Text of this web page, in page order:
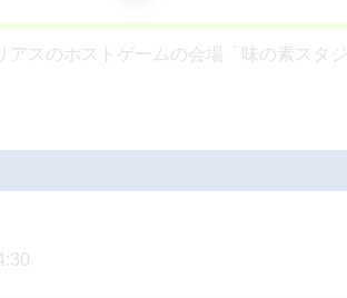
スのホストゲームの会場「味の素スタジ